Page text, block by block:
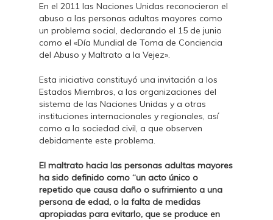
En el 2011 las Naciones Unidas reconocieron el
abuso a las personas adultas mayores como
un problema social, declarando el 15 de junio
como el «Día Mundial de Toma de Conciencia
del Abuso y Maltrato a la Vejez».
Esta iniciativa constituyó una invitación a los
Estados Miembros, a las organizaciones del
sistema de las Naciones Unidas y a otras
instituciones internacionales y regionales, así
como a la sociedad civil, a que observen
debidamente este problema.
El maltrato hacia las personas adultas mayores
ha sido definido como “un acto único o
repetido que causa daño o sufrimiento a una
persona de edad, o la falta de medidas
apropiadas para evitarlo, que se produce en